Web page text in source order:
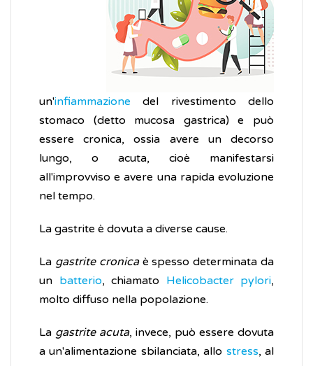
un'infiammazione del rivestimento dello
stomaco (detto mucosa gastrica) e può
essere cronica, ossia avere un decorso
lungo, o acuta, cioè manifestarsi
all'improvviso e avere una rapida evoluzione
nel tempo.
La gastrite è dovuta a diverse cause.
La gastrite cronicaè spesso determinata da
un batterio, chiamato Helicobacter pylori,
molto diffuso nella popolazione.
La gastrite acuta, invece, può essere dovuta
a un'alimentazione sbilanciata, allo stress, al